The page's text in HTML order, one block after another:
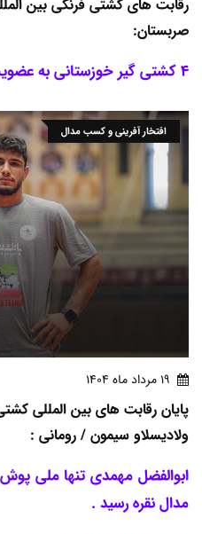
صربستان:
4 کشتی گیر خوزستانی به عضویت تیم ملی درآمدند.
افتخار آفرینی و کسب مدال
19 مرداد ماه 1404
پایان رقابت های بین المللی
ولادیسلاو سیمون / رومانی :
ابوالفضل مهمدی تنها ملی
مدال نقره رسید .